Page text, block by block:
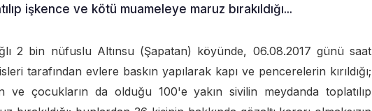
işkence ve kötü muameleye maruz bırakıldığı...
2 bin nüfuslu Altınsu (Şapatan) köyünde, 06.08.2017 günü saat
tarafından evlere baskın yapılarak kapı ve pencerelerin kırıldığı;
ve çocukların da olduğu 100'e yakın sivilin meydanda toplatılıp